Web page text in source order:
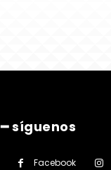
━ síguenos
Facebook